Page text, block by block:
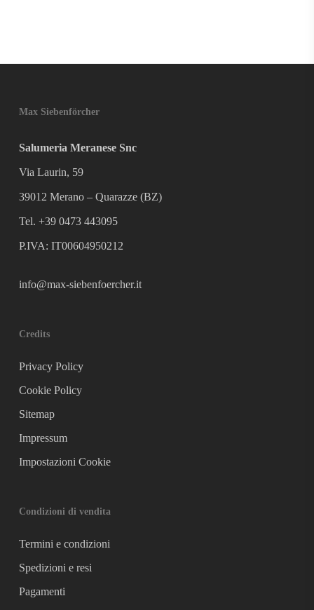
Max Siebenförcher
Salumeria Meranese Snc
Via Laurin, 59
39012 Merano – Quarazze (BZ)
Tel. +39 0473 443095
P.IVA: IT00604950212
info@max-siebenfoercher.it
Credits
Privacy Policy
Cookie Policy
Sitemap
Impressum
Impostazioni Cookie
Condizioni di vendita
Termini e condizioni
Spedizioni e resi
Pagamenti